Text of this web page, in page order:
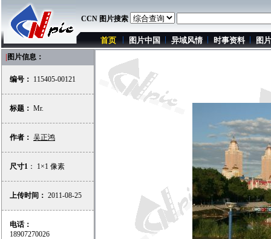
CCN 图片搜索
首页 图片中国 异域风情 时事资料 图
图片信息：
编号： 115405-00121
标题： Mr.
作者： 吴正鸿
尺寸1 ： 1×1 像素
上传时间： 2011-08-25
电话：
18907270026